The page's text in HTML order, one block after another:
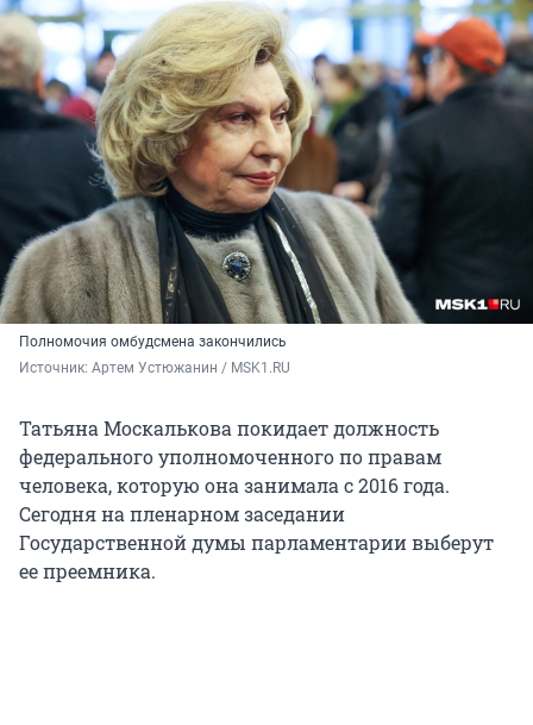
Полномочия омбудсмена закончились
Источник: Артем Устюжанин / MSK1.RU
Татьяна Москалькова покидает должность
федерального уполномоченного по правам
человека, которую она занимала с 2016 года.
Сегодня на пленарном заседании
Государственной думы парламентарии выберут
ее преемника.